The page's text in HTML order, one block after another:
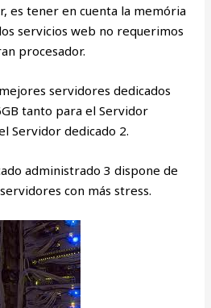
es tener en cuenta la memória
servicios web no requerimos
procesador.
servidores dedicados
tanto para el Servidor
Servidor dedicado 2.
administrado 3 dispone de
con más stress.